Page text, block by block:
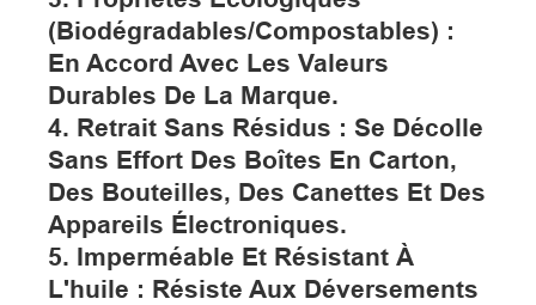
(biodégradables/compostables) :
En Accord Avec Les Valeurs
Durables De La Marque.
4. Retrait Sans Résidus : Se Décolle
Sans Effort Des Boîtes En Carton,
Des Bouteilles, Des Canettes Et Des
Appareils Électroniques.
5. Imperméable Et Résistant À
L'huile : Résiste Aux Déversements